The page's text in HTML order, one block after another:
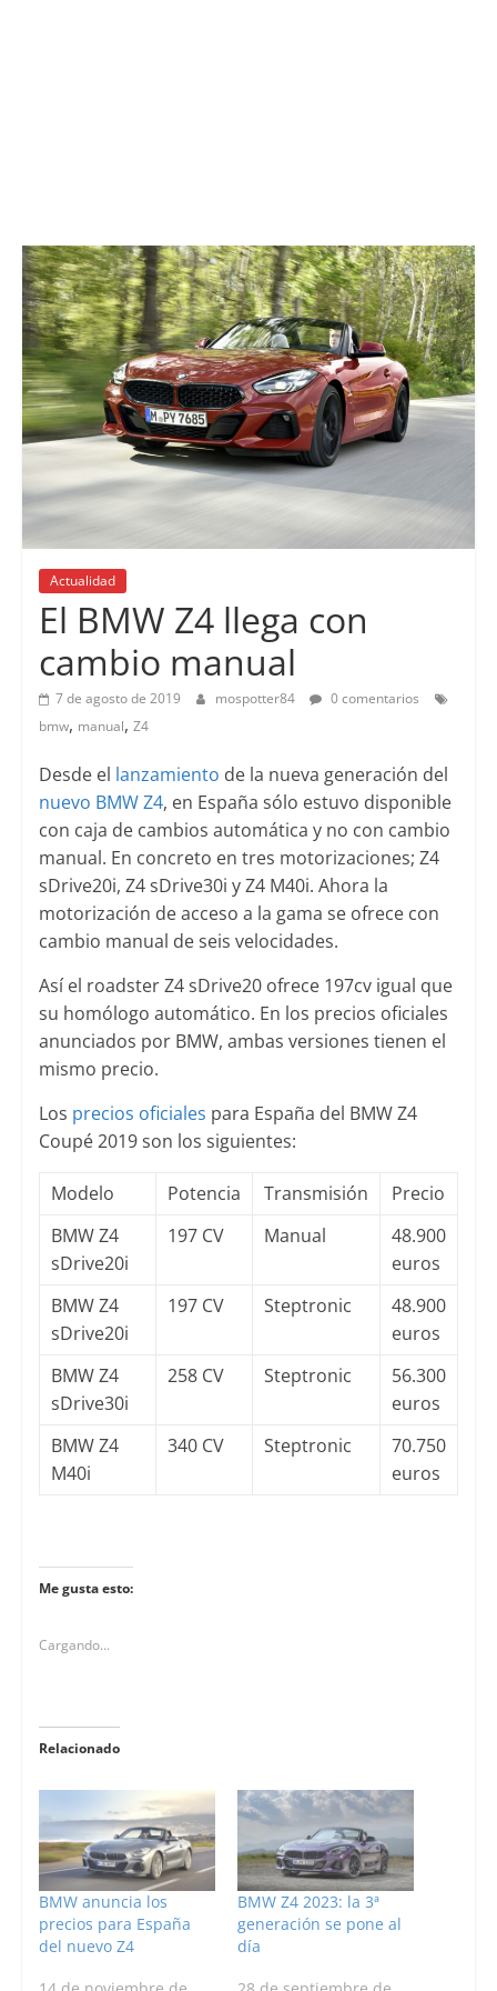
Actualidad
El BMW Z4 llega con
cambio manual
7 de agosto de 2019 mospotter84
0 comentarios
bmw, manual, Z4
Desde el lanzamiento de la nueva generación del
nuevo BMW Z4, en España sólo estuvo disponible
con caja de cambios automática y no con cambio
manual. En concreto en tres motorizaciones; Z4
sDrive20i, Z4 sDrive30i y Z4 M40i. Ahora la
motorización de acceso a la gama se ofrece con
cambio manual de seis velocidades.
Así el roadster Z4 sDrive20 ofrece 197cv igual que
su homólogo automático. En los precios oficiales
anunciados por BMW, ambas versiones tienen el
mismo precio.
Los precios oficiales para España del BMW Z4
Coupé 2019 son los siguientes:
Modelo Potencia Transmisión
Precio
BMW Z4
sDrive20i
197 CV Manual
48.900
euros
BMW Z4
sDrive20i
197 CV Steptronic
48.900
euros
BMW Z4
sDrive30i
258 CV Steptronic
56.300
euros
BMW Z4
M40i
340 CV Steptronic
70.750
euros
Me gusta esto:
Cargando...
Relacionado
BMW anuncia los
precios para España
del nuevo Z4
BMW Z4 2023: la 3ª
generación se pone al
día